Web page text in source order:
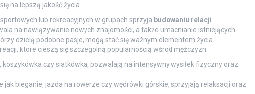
na lepszą jakość życia.
lub rekreacyjnych w grupach sprzyja budowaniu relacji
na nawiązywanie nowych znajomości, a także umacnianie istniejących
dzielą podobne pasje, mogą stać się ważnym elementem życia
które cieszą się szczególną popularnością wśród mężczyzn:
koszykówka czy siatkówka, pozwalają na intensywny wysiłek fizyczny oraz
jak bieganie, jazda na rowerze czy wędrówki górskie, sprzyjają relaksacji oraz